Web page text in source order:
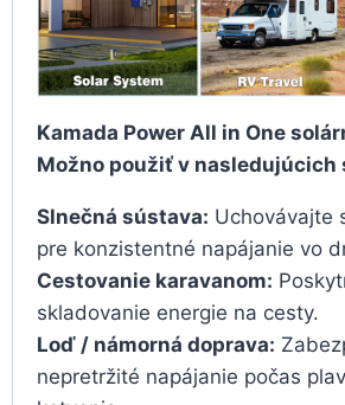
Kamada Power All in One
Možno použiť v nasledujúcich
Slnečná sústava: Uchovávajte
pre konzistentné napájanie vo
Cestovanie karavanom:
skladovanie energie na cesty.
Loď / námorná doprava:
nepretržité napájanie počas